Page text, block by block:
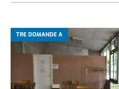
TRE DOMANDE A